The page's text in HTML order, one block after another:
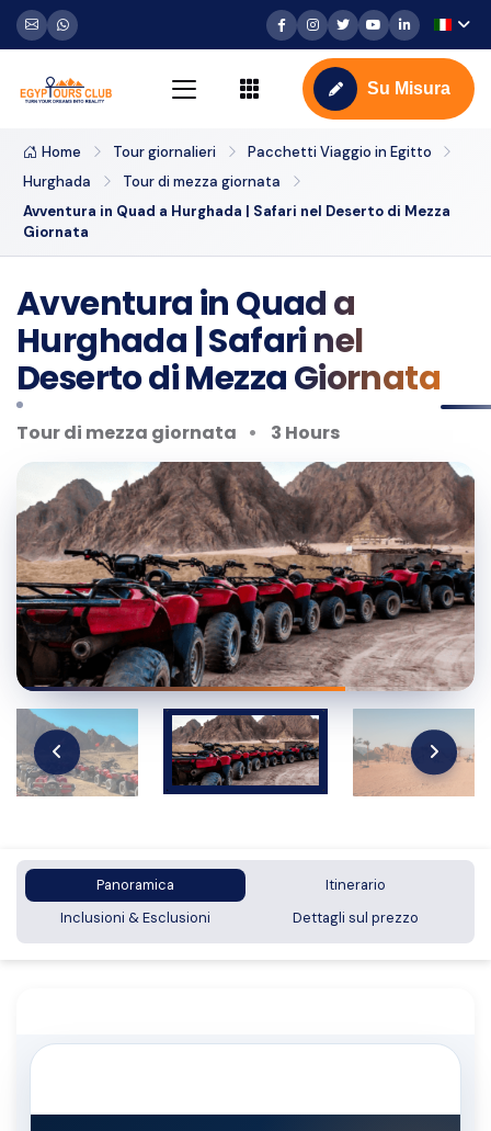
Su Misura
Home Tour giornalieri
Pacchetti Viaggio in Egitto
Hurghada
Tour di mezza giornata
Avventura in Quad a Hurghada | Safari nel Deserto di Mezza
Giornata
Avventura in Quad a
Hurghada | Safari nel
Deserto di Mezza Giornata
Tour di mezza giornata 3 Hours
Panoramica
Itinerario
Inclusioni & Esclusioni
Dettagli sul prezzo